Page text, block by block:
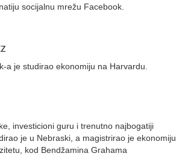
socijalnu mrežu Facebook.
a je studirao ekonomiju na Harvardu.
investicioni guru i trenutno najbogatiji
je u Nebraski, a magistrirao je ekonomiju
kod Bendžamina Grahama